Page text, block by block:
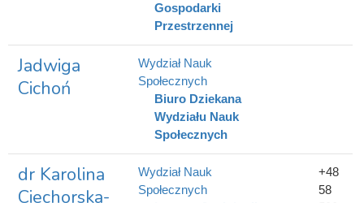
Gospodarki
Przestrzennej
Jadwiga
Cichoń
Wydział Nauk
Społecznych
Biuro Dziekana
Wydziału Nauk
Społecznych
dr Karolina
Ciechorska-
+48
58
Wydział Nauk
Społecznych